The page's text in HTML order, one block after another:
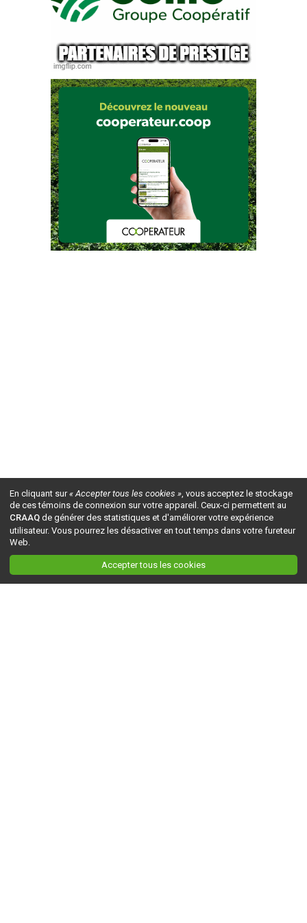
En cliquant sur« Accepter tous les cookies », vous acceptez le stockage
de ces témoins de connexion sur votre appareil. Ceux-ci permettent au
CRAAQ de générer des statistiques et d'améliorer votre expérience
utilisateur. Vous pourrez les désactiver en tout temps dans votre fureteur
Web.
Accepter tous les cookies